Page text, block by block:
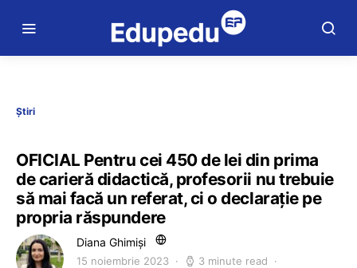
Știri
OFICIAL Pentru cei 450 de lei din prima
de carieră didactică, profesorii nu trebuie
să mai facă un referat, ci o declarație pe
propria răspundere
Diana Ghimiși
15 noiembrie 2023 3 minute read